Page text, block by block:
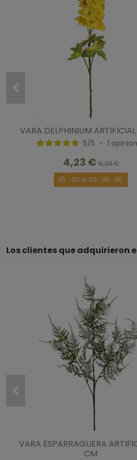
VARA DELPHINIUM
5/5 - 1
4,23 €5,29 €
00 d. 00 : 00 : 00
Los clientes que adquirieron
VARA ESPARRAGUERA
CM